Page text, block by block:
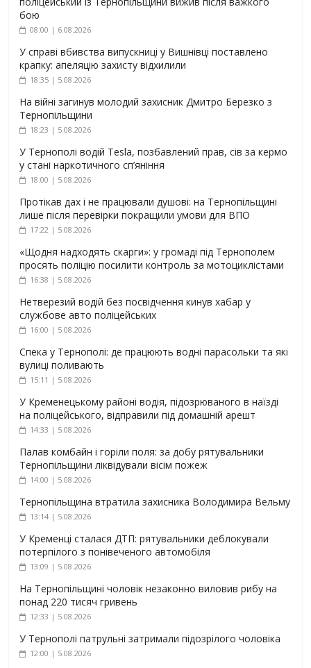
бою
08:00 | 6.08.2026
У справі вбивства випускниці у Вишнівці поставлено
крапку: апеляцію захисту відхилили
18:35 | 5.08.2026
На війні загинув молодий захисник Дмитро Березко з
Тернопільщини
18:23 | 5.08.2026
У Тернополі водій Tesla, позбавлений прав, сів за кермо
у стані наркотичного сп’яніння
18:00 | 5.08.2026
Протікав дах і не працювали душові: на Тернопільщині
лише після перевірки покращили умови для ВПО
17:22 | 5.08.2026
«Щодня надходять скарги»: у громаді під Тернополем
просять поліцію посилити контроль за мотоциклістами
16:38 | 5.08.2026
Нетверезий водій без посвідчення кинув хабар у
службове авто поліцейських
16:00 | 5.08.2026
Спека у Тернополі: де працюють водні парасольки та які
вулиці поливають
15:11 | 5.08.2026
У Кременецькому районі водія, підозрюваного в наїзді
на поліцейського, відправили під домашній арешт
14:33 | 5.08.2026
Палав комбайн і горіли поля: за добу рятувальники
Тернопільщини ліквідували вісім пожеж
14:00 | 5.08.2026
Тернопільщина втратила захисника Володимира Вельму
13:14 | 5.08.2026
У Кременці сталася ДТП: рятувальники деблокували
потерпілого з понівеченого автомобіля
13:09 | 5.08.2026
На Тернопільщині чоловік незаконно виловив рибу на
понад 220 тисяч гривень
12:33 | 5.08.2026
У Тернополі патрульні затримали підозрілого чоловіка
12:00 | 5.08.2026